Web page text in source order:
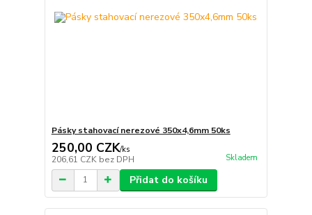
Pásky stahovací nerezové 350x4,6mm 50ks
250,00 CZK/ks
206,61 CZK bez DPH Skladem
Přidat do košíku